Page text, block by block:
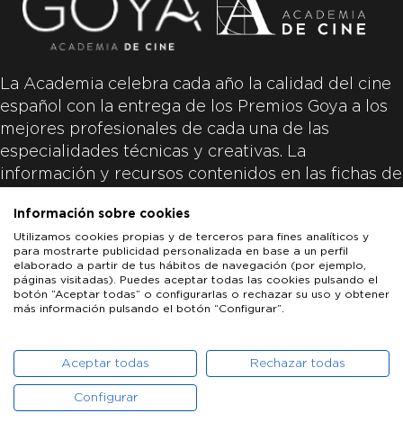
La Academia celebra cada año la calidad del cine
español con la entrega de los Premios Goya a los
mejores profesionales de cada una de las
especialidades técnicas y creativas. La
información y recursos contenidos en las fichas de
productoras de las películas y responsabilidad
única y exclusiva de las mismas.
ACADEMIA DE CINE
PATROCINADORES PRENSA CONTACTO
POLÍTICA DE COOKIES
Información sobre cookies
Utilizamos cookies propias y de terceros para fines analíticos y
para mostrarte publicidad personalizada en base a un perfil
elaborado a partir de tus hábitos de navegación (por ejemplo,
páginas visitadas). Puedes aceptar todas las cookies pulsando el
botón “Aceptar todas” o configurarlas o rechazar su uso y obtener
más información pulsando el botón “Configurar”.
Aceptar todas Rechazar todas
Configurar